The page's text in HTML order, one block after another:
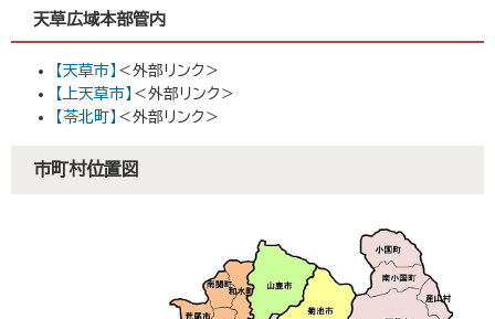
天草広域本部管内
【天草市】 ＜外部リンク＞
【上天草市】 ＜外部リンク＞
【苓北町】 ＜外部リンク＞
市町村位置図